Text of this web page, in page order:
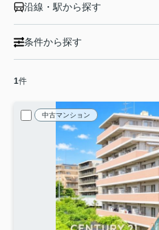
沿線・駅から探す
条件から探す
1件
中古マンション